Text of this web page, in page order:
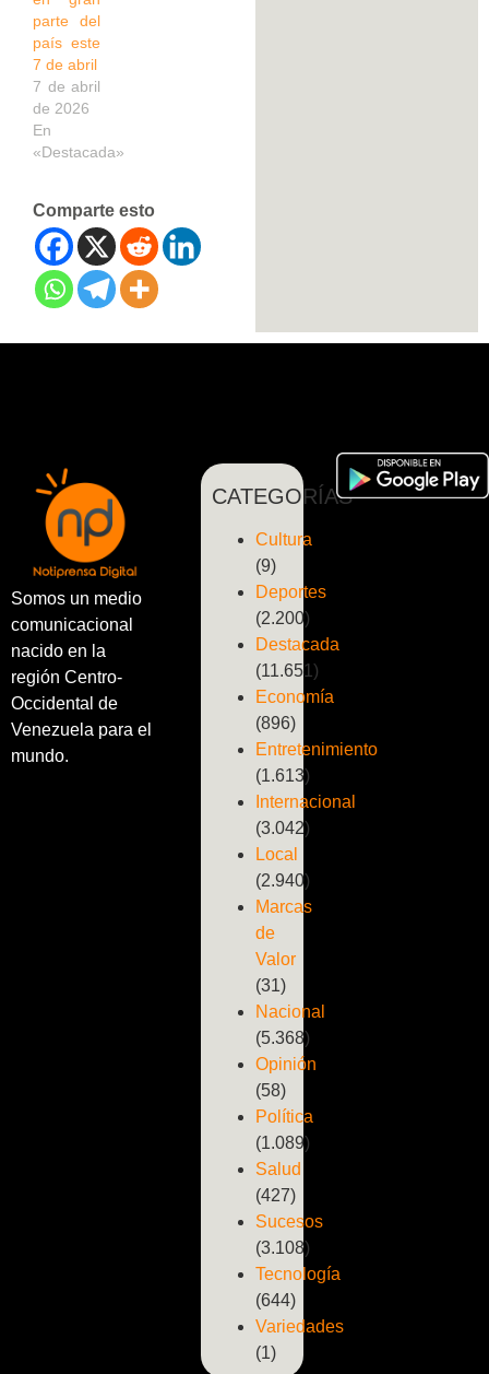
parte del
país este
7 de abril
7 de abril
de 2026
En
«Destacada»
Comparte esto
Somos un medio
comunicacional
nacido en la
región Centro-
Occidental de
Venezuela para el
mundo.
CATEGORÍAS
Cultura
(9)
Deportes
(2.200)
Destacada
(11.651)
Economía
(896)
Entretenimiento
(1.613)
Internacional
(3.042)
Local
(2.940)
Marcas
de
Valor
(31)
Nacional
(5.368)
Opinión
(58)
Política
(1.089)
Salud
(427)
Sucesos
(3.108)
Tecnología
(644)
Variedades
(1)